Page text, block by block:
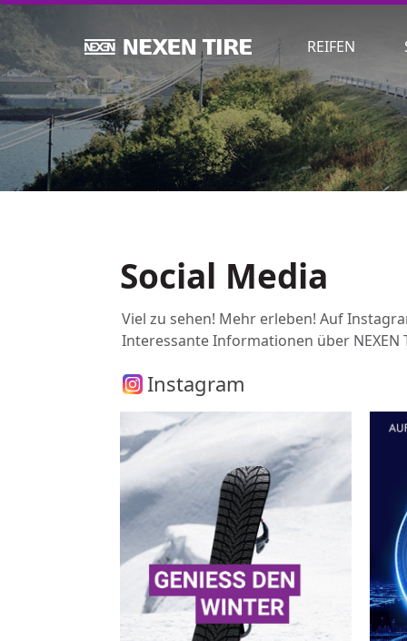
REIFEN
Social Media
Viel zu sehen! Mehr erleben! Auf
Interessante Informationen über NEXEN
Instagram